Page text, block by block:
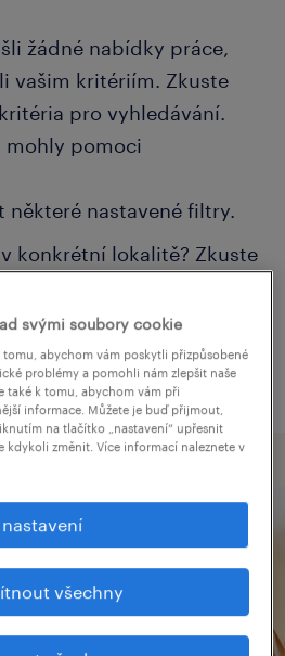
žádné nabídky práce,
vašim kritériím. Zkuste
pro vyhledávání.
pomoci
některé nastavené filtry.
konkrétní lokalitě? Zkuste
nebo klíčová slova
jestli neobsahují chyby.
svými soubory cookie
abychom vám poskytli přizpůsobené
problémy a pomohli nám zlepšit naše
také k tomu, abychom vám při
informace. Můžete je buď přijmout,
na tlačítko „nastavení“ upřesnit
kdykoli změnit. Více informací naleznete v
nastavení
všechny